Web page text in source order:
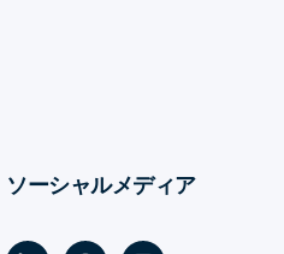
ソーシャルメディア